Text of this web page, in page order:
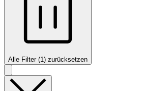
Alle Filter (1) zurücksetzen